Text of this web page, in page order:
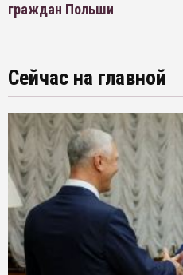
граждан Польши
Сейчас на главной